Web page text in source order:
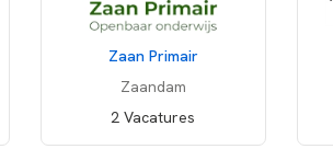
Zaan Primair
Zaandam
2 Vacatures